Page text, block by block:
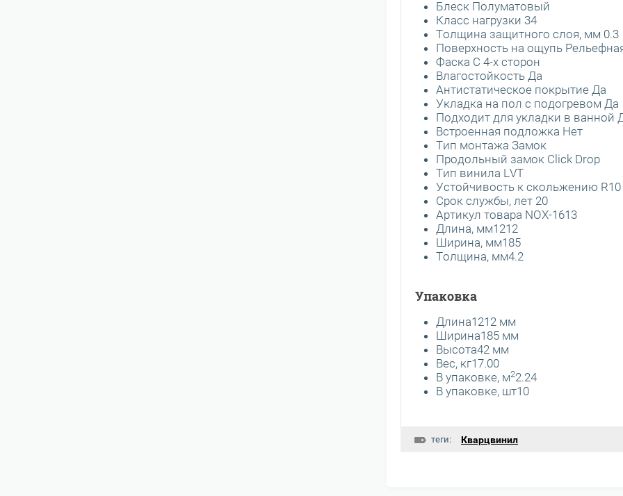
Блеск Полуматовый
Класс нагрузки 34
Толщина защитного слоя, мм 0.3
Поверхность на ощупь
Фаска С 4-х сторон
Влагостойкость Да
Антистатическое покрытие Да
Укладка на пол c подогревом Да
Подходит для укладки в ванной
Встроенная подложка Нет
Тип монтажа Замок
Продольный замок Click Drop
Тип винила LVT
Устойчивость к скольжению R10
Срок службы, лет 20
Артикул товара NOX-1613
Длина, мм1212
Ширина, мм185
Толщина, мм4.2
Упаковка
Длина1212 мм
Ширина185 мм
Высота42 мм
Вес, кг17.00
В упаковке, м22.24
В упаковке, шт10
теги: Кварцвинил